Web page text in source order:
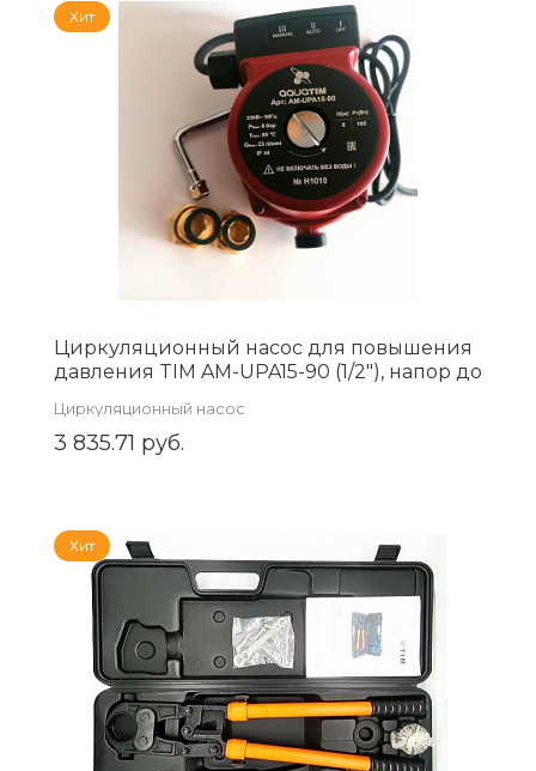
Хит
Циркуляционный насос для повышения
давления TIM AM-UPA15-90 (1/2"), напор до
Циркуляционный насос
3 835.71 руб.
Хит